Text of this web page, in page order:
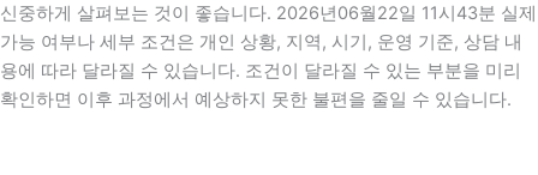
신중하게 살펴보는 것이 좋습니다. 2026년06월22일 11시43분 실제
가능 여부나 세부 조건은 개인 상황, 지역, 시기, 운영 기준, 상담 내
용에 따라 달라질 수 있습니다. 조건이 달라질 수 있는 부분을 미리
확인하면 이후 과정에서 예상하지 못한 불편을 줄일 수 있습니다.